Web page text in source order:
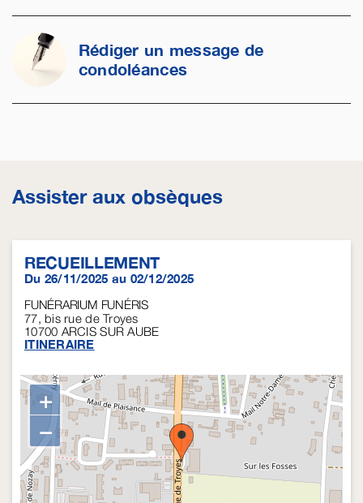
Rédiger un message de
condoléances
Assister aux obsèques
RECUEILLEMENT
Du 26/11/2025 au 02/12/2025
FUNÉRARIUM FUNÉRIS
77, bis rue de Troyes
10700 ARCIS SUR AUBE
ITINERAIRE
+
−